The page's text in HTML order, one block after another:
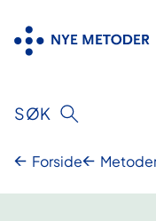
innhold
SØK
Forside